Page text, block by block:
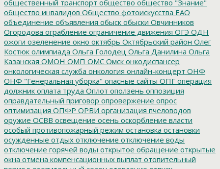
общественный транспорт общество общество "Знание"
общество инвалидов Общество фотоискусства ЕАО
объединение объявления обыск обыски Овчинников
Огородова ограбление ограничение движения ОГЭ ОДН
ожоги озеленение окно октябрь Октябрьский район Олег
Костюк олимпиада Ольга Голодец Ольга Данилина Ольга
Казанская ОМОН ОМП ОМС Омск онкодиспансер
онкологическая служба онкология онлайн-концерт ОНФ
ОНФ "Генеральная уборка" опасные сайты ОПГ операция
должник оплата труда Оплот оползень оппозиция
оправдательный приговор опровержение опрос
оптимизация ОПФР ОРВИ организация пчеловодов
оружие ОСВВ освещение осень оскорбление власти
особый противопожарный режим остановка остановки
осужденные отдых отключение отключение воды
отключение горячей воды открытое обращение открытые
окна отмена компенсационных выплат отопительный